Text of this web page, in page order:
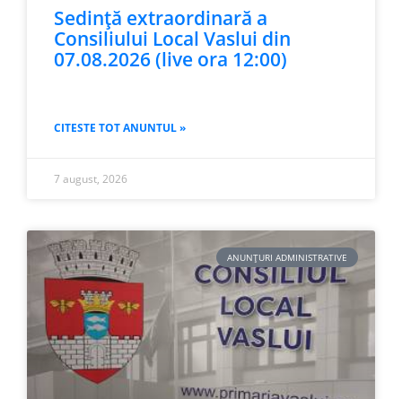
Sedință extraordinară a
Consiliului Local Vaslui din
07.08.2026 (live ora 12:00)
CITESTE TOT ANUNTUL »
7 august, 2026
ANUNȚURI ADMINISTRATIVE